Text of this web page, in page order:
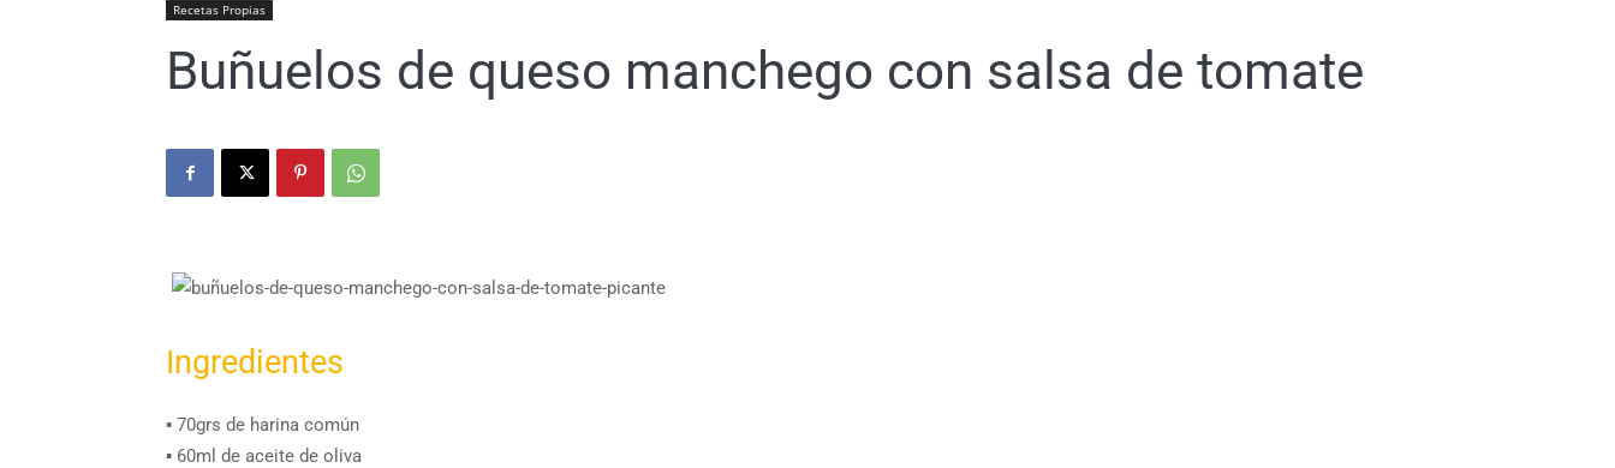
Recetas Propias
Buñuelos de queso manchego con salsa de tomate
Ingredientes
▪ 70grs de harina común
▪ 60ml de aceite de oliva